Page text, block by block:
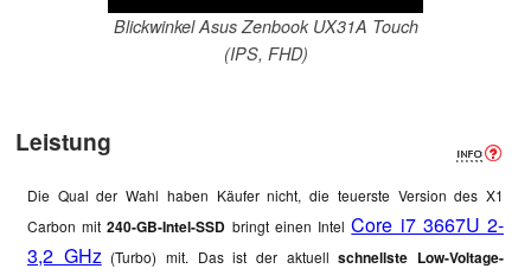
Blickwinkel Asus Zenbook UX31A Touch
(IPS, FHD)
Leistung
Die Qual der Wahl haben Käufer nicht, die teuerste Version des X1
Carbon mit240-GB-Intel-SSD bringt einen IntelCore i7 3667U 2-
3,2 GHz (Turbo) mit. Das ist der aktuell schnellste Low-Voltage-